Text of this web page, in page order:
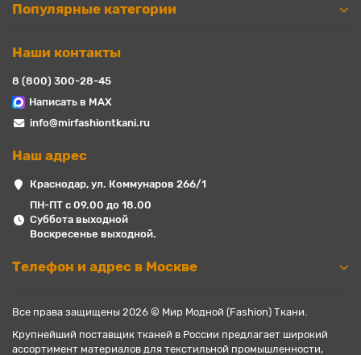
Популярные категории
Наши контакты
8 (800) 300-28-45
Написать в MAX
info@mirfashiontkani.ru
Наш адрес
Краснодар, ул. Коммунаров 266/1
ПН-ПТ с 09.00 до 18.00
Суббота выходной
Воскресенье выходной.
Телефон и адрес в Москве
Все права защищены 2026 © Мир Модной (Fashion) Ткани.
Крупнейший поставщик тканей в России предлагает широкий
ассортимент материалов для текстильной промышленности,